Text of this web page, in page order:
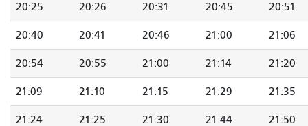
20:25 20:26 20:31 20:45 20:51
20:40 20:41 20:46 21:00 21:06
20:54 20:55 21:00 21:14 21:20
21:09 21:10 21:15 21:29 21:35
21:24 21:25 21:30 21:44 21:50